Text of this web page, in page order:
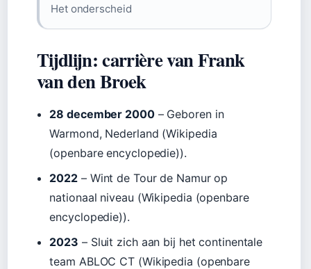
Het onderscheid
Tijdlijn: carrière van Frank
van den Broek
28 december 2000– Geboren in
Warmond, Nederland (Wikipedia
(openbare encyclopedie)).
2022 – Wint de Tour de Namur op
nationaal niveau (Wikipedia (openbare
encyclopedie)).
2023 – Sluit zich aan bij het continentale
team ABLOC CT (Wikipedia (openbare